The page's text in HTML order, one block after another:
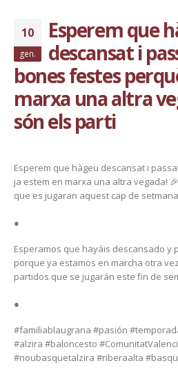
10
gen.
Esperem que
descansat i
bones festes
marxa una altra
són els parti
Esperem que hàgeu descansat i
ja estem en marxa una altra vegada!
que es jugaran aquest cap de
●
Esperamos que hayáis descansado y
porque ya estamos en marcha otra
partidos que se jugarán este fin de
●
#familiablaugrana #pasión
#alzira #baloncesto
#noubasquetalzira #riberaalta